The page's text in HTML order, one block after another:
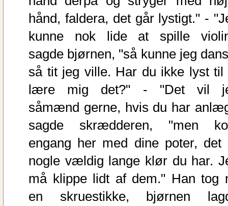
hånd, faldera, det går lystigt." -
kunne nok lide at spille
sagde bjørnen, "så kunne jeg
så tit jeg ville. Har du ikke lyst til
lære mig det?" - "Det vil
såmænd gerne, hvis du har
sagde skrædderen, "men
engang her med dine poter, det
nogle vældig lange klør du har.
må klippe lidt af dem." Han tog
en skruestikke, bjørnen